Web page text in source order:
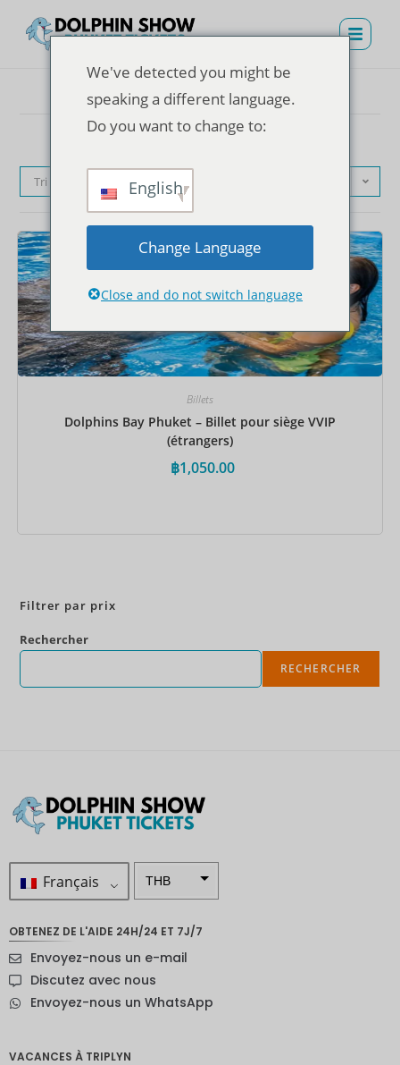
Tri par défaut
Billets
Dolphins Bay Phuket – Billet pour siège VVIP
(étrangers)
฿1,050.00
Filtrer par prix
Rechercher
RECHERCHER
Français THB
Dollar
zélandai
OBTENEZ DE L'AIDE 24H/24 ET 7J/7
Envoyez-nous un e-mail
Discutez avec nous
Envoyez-nous un WhatsApp
VACANCES À TRIPLYN
We've detected you might be
speaking a different language.
Do you want to change to:
English
Change Language
Close and do not switch language